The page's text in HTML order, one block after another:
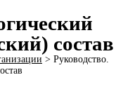
состав
> Руководство.